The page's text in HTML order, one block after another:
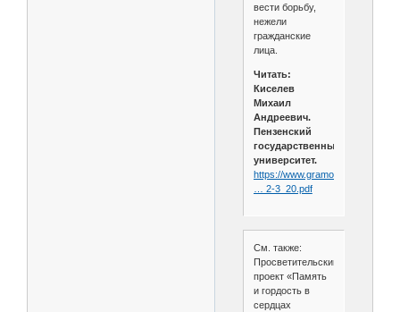
вести борьбу,
нежели
гражданские
лица.
Читать:
Киселев
Михаил
Андреевич.
Пензенский
государственный
университет.
https://www.gramota.net/articles/
… 2-3_20.pdf
См. также:
Просветительский
проект «Память
и гордость в
сердцах